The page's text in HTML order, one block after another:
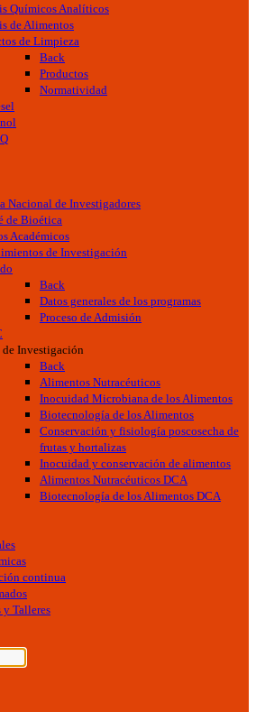
Químicos Analíticos
de Alimentos
de Limpieza
Back
Productos
Normatividad
Nacional de Investigadores
de Bioética
Académicos
de Investigación
Back
Datos generales de los programas
Proceso de Admisión
de Investigación
Back
Alimentos Nutracéuticos
Inocuidad Microbiana de los Alimentos
Biotecnología de los Alimentos
Conservación y fisiología poscosecha de
frutas y hortalizas
Inocuidad y conservación de alimentos
Alimentos Nutracéuticos DCA
Biotecnología de los Alimentos DCA
continua
y Talleres